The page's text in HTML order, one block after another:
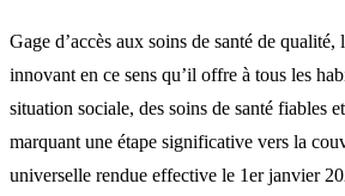
Gage d’accès aux soins de santé de
innovant en ce sens qu’il offre à tous les
situation sociale, des soins de santé fiables
marquant une étape significative vers la
universelle rendue effective le 1er janvier